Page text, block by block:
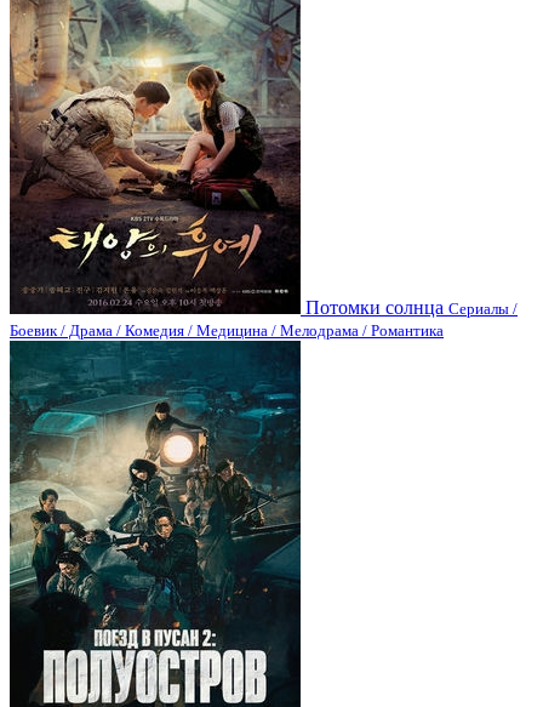
Потомки солнца Сериалы /
Боевик / Драма / Комедия / Медицина / Мелодрама / Романтика